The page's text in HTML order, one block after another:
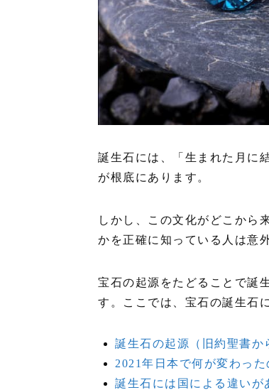
誕生石には、「生まれた月に
が根底にあります。
しかし、この文化がどこから
かを正確に知っている人は意
宝石の起源をたどることで誕
す。ここでは、宝石の誕生石
誕生石の起源（旧約聖書か
2021年日本で何が変わっ
誕生石には国による違いが